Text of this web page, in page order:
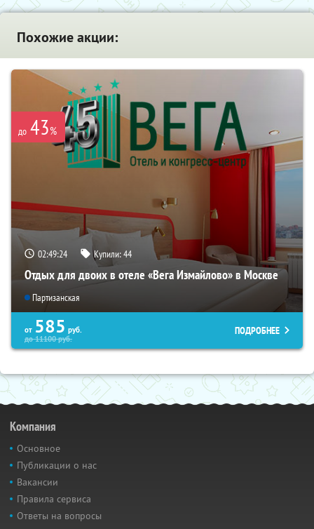
Похожие акции:
до 43%
02:49:23 Купили:44
Отдых для двоих в отеле «Вега Измайлово» в Москве
Партизанская
от 585 руб.
до11100руб.
ПОДРОБНЕЕ
Компания
Основное
Публикации о нас
Вакансии
Правила сервиса
Ответы на вопросы